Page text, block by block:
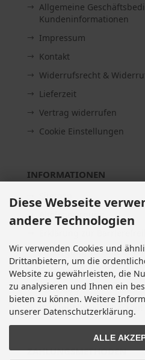
Allgemeine
Kundeninformationen
Impressum
Kontakt
Widerrufsrecht &
Lieferzeit
Vertrag widerrufen
Cookie Einstellungen
INFORMATIONEN
Sitemap
Altölentsorgung
Entsorgung von
Gutscheine
Abholung
Versandhinweis Checkout
ZAHLUNGSMETHODEN
Diese Webseite
andere Technologien
Wir verwenden Cookies und
Drittanbietern, um die
Website zu gewährleisten, die
zu analysieren und Ihnen ein
bieten zu können. Weitere
unserer Datenschutzerklärung.
ALLE